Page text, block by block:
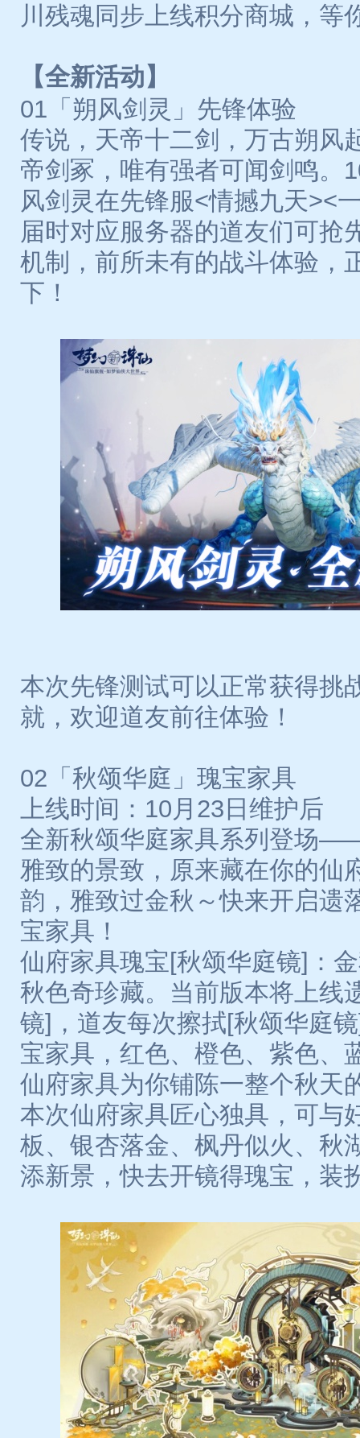
川残魂同步上线积分商城，等
【全新活动】
01「朔风剑灵」先锋体验
传说，天帝十二剑，万古朔风
帝剑冢，唯有强者可闻剑鸣。
风剑灵在先锋服<情撼九天><
届时对应服务器的道友们可抢
机制，前所未有的战斗体验，
下！
本次先锋测试可以正常获得挑
就，欢迎道友前往体验！
02「秋颂华庭」瑰宝家具
上线时间：10月23日维护后
全新秋颂华庭家具系列登场
雅致的景致，原来藏在你的仙
韵，雅致过金秋～快来开启遗
宝家具！
仙府家具瑰宝[秋颂华庭镜]：
秋色奇珍藏。当前版本将上线
镜]，道友每次擦拭[秋颂华庭
宝家具，红色、橙色、紫色、
仙府家具为你铺陈一整个秋天
本次仙府家具匠心独具，可与
板、银杏落金、枫丹似火、
添新景，快去开镜得瑰宝，装